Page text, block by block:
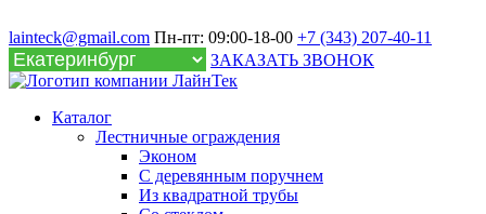
lainteck@gmail.com Пн-пт: 09:00-18-00 +7 (343) 207-40-11
ЗАКАЗАТЬ ЗВОНОК
Каталог
Лестничные ограждения
Эконом
С деревянным поручнем
Из квадратной трубы